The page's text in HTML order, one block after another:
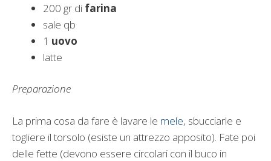
200 gr di farina
sale qb
1 uovo
latte
Preparazione
La prima cosa da fare è lavare le mele, sbucciarle e
togliere il torsolo (esiste un attrezzo apposito). Fate poi
delle fette (devono essere circolari con il buco in